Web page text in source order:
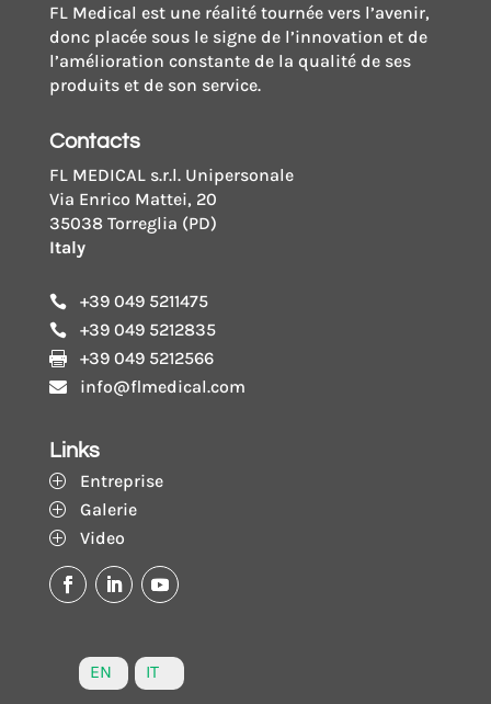
FL Medical est une réalité tournée vers l’avenir,
donc placée sous le signe de l’innovation et de
l’amélioration constante de la qualité de ses
produits et de son service.
Contacts
FL MEDICAL s.r.l. Unipersonale
Via Enrico Mattei, 20
35038 Torreglia (PD)
Italy
 +39 049 5211475
 +39 049 5212835
 +39 049 5212566
 info@flmedical.com
Links
P Entreprise
P Galerie
P Video
EN IT